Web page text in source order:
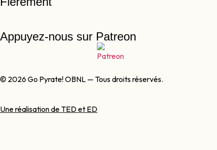
Appuyez-nous sur Patreon
© 2026 Go Pyrate! OBNL — Tous droits réservés.
Une réalisation de TED et ED